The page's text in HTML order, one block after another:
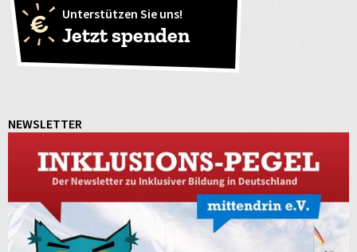
Unterstützen Sie uns!
Jetzt spenden
NEWSLETTER